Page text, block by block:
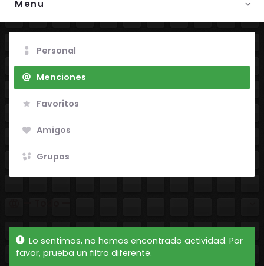
Menu
Personal
Menciones
Favoritos
Amigos
Grupos
Lo sentimos, no hemos encontrado actividad. Por
favor, prueba un filtro diferente.